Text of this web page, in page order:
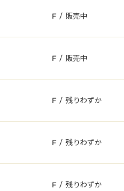
F / 販売中
F / 販売中
F / 残りわずか
F / 残りわずか
F / 残りわずか